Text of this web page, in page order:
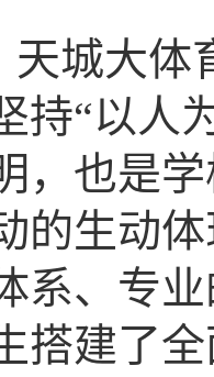
天城大体
持“以人
，也是
的生动
系、专
搭建了